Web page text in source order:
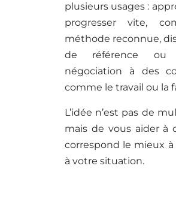
plusieurs usages :
progresser vite,
méthode reconnue,
de référence ou
négociation à des
comme le travail ou la
L’idée n’est pas de
mais de vous aider à
correspond le mieux
à votre situation.